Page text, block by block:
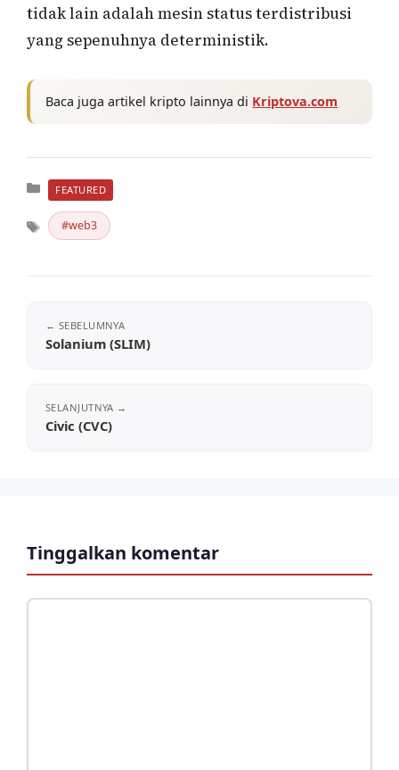
tidak lain adalah mesin status terdistribusi
yang sepenuhnya deterministik.
Baca juga artikel kripto lainnya di Kriptova.com
Kategori
FEATURED
Tag web3
Solanium (SLIM)
Civic (CVC)
Tinggalkan komentar
Komentar
Nama
Surel
Situs